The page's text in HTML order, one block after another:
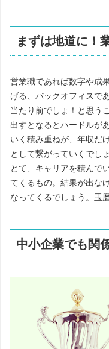
まずは地道に！
営業職であれば数字や成
げる、バックオフィスで
当たり前でしょ！と思う
出すとなるとハードルが
いく積み重ねが、年収だ
として繋がっていくでし
とて、キャリアを積んで
てくるもの。結果が出な
なってくるでしょう。玉
中小企業でも関